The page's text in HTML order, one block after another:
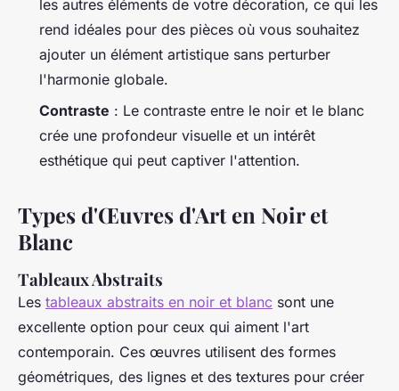
les autres éléments de votre décoration, ce qui les
rend idéales pour des pièces où vous souhaitez
ajouter un élément artistique sans perturber
l'harmonie globale.
Contraste : Le contraste entre le noir et le blanc
crée une profondeur visuelle et un intérêt
esthétique qui peut captiver l'attention.
Types d'Œuvres d'Art en Noir et
Blanc
Tableaux Abstraits
Les tableaux abstraits en noir et blanc sont une
excellente option pour ceux qui aiment l'art
contemporain. Ces œuvres utilisent des formes
géométriques, des lignes et des textures pour créer